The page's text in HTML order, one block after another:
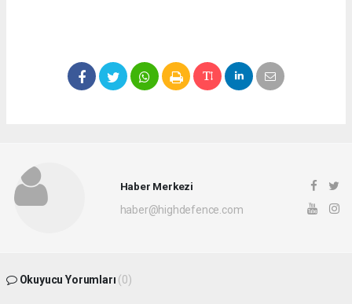
Haber Merkezi
haber@highdefence.com
Okuyucu Yorumları (0)